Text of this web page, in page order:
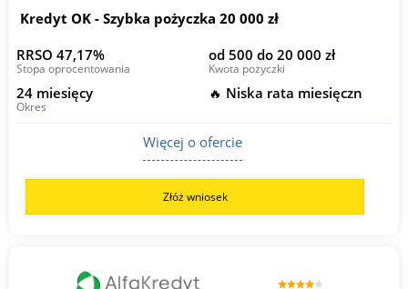
Kredyt OK - Szybka pożyczka 20 000 zł
RRSO 47,17%
Stopa oprocentowania
od 500 do 20 000 zł
Kwota pożyczki
24 miesięcy
Okres
🔥 Niska rata miesięczn
Więcej o ofercie
Złóż wniosek